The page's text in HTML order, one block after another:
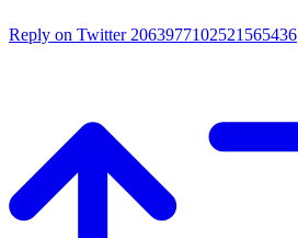
Reply on Twitter 2063977102521565436